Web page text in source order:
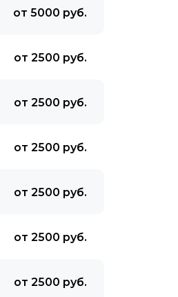
от 5000 руб.
от 2500 руб.
от 2500 руб.
от 2500 руб.
от 2500 руб.
от 2500 руб.
от 2500 руб.